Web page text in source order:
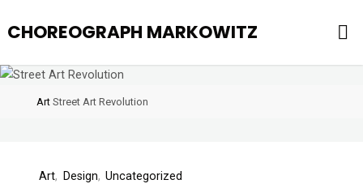
toCHOREOGRAPH MARKOWITZ
Home
Art Street Art Revolution
Art, Design, Uncategorized